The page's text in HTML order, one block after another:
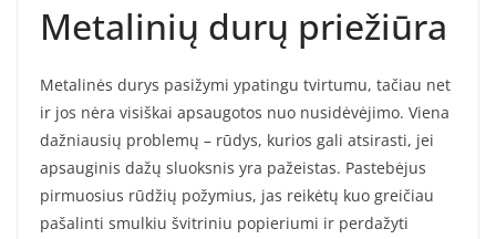
Metalinių durų priežiūra
Metalinės durys pasižymi ypatingu tvirtumu, tačiau net
ir jos nėra visiškai apsaugotos nuo nusidėvėjimo. Viena
dažniausių problemų – rūdys, kurios gali atsirasti, jei
apsauginis dažų sluoksnis yra pažeistas. Pastebėjus
pirmuosius rūdžių požymius, jas reikėtų kuo greičiau
pašalinti smulkiu švitriniu popieriumi ir perdažyti